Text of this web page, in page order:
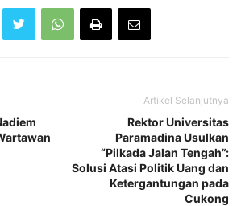
Artikel Selanjutnya
Rektor Universitas
Paramadina Usulkan
“Pilkada Jalan Tengah”:
Solusi Atasi Politik Uang dan
Ketergantungan pada
Cukong